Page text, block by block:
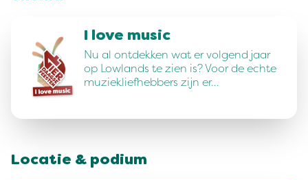
I love music
Nu al ontdekken wat er volgend jaar
op Lowlands te zien is? Voor de echte
muziekliefhebbers zijn er…
Locatie & podium